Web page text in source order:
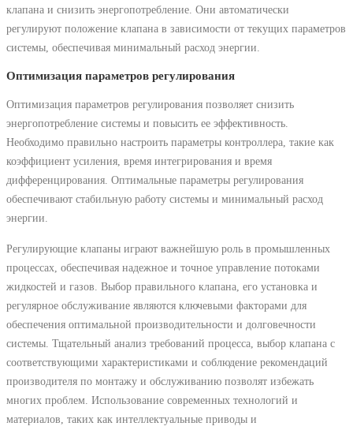
клапана и снизить энергопотребление. Они автоматически
регулируют положение клапана в зависимости от текущих параметров
системы, обеспечивая минимальный расход энергии.
Оптимизация параметров регулирования
Оптимизация параметров регулирования позволяет снизить
энергопотребление системы и повысить ее эффективность.
Необходимо правильно настроить параметры контроллера, такие как
коэффициент усиления, время интегрирования и время
дифференцирования. Оптимальные параметры регулирования
обеспечивают стабильную работу системы и минимальный расход
энергии.
Регулирующие клапаны играют важнейшую роль в промышленных
процессах, обеспечивая надежное и точное управление потоками
жидкостей и газов. Выбор правильного клапана, его установка и
регулярное обслуживание являются ключевыми факторами для
обеспечения оптимальной производительности и долговечности
системы. Тщательный анализ требований процесса, выбор клапана с
соответствующими характеристиками и соблюдение рекомендаций
производителя по монтажу и обслуживанию позволят избежать
многих проблем. Использование современных технологий и
материалов, таких как интеллектуальные приводы и